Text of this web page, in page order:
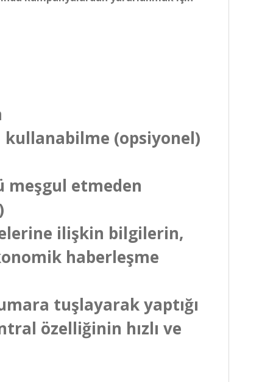
(opsiyonel)
meşgul etmeden
ilişkin bilgilerin,
haberleşme
tuşlayarak yaptığı
özelliğinin hızlı ve